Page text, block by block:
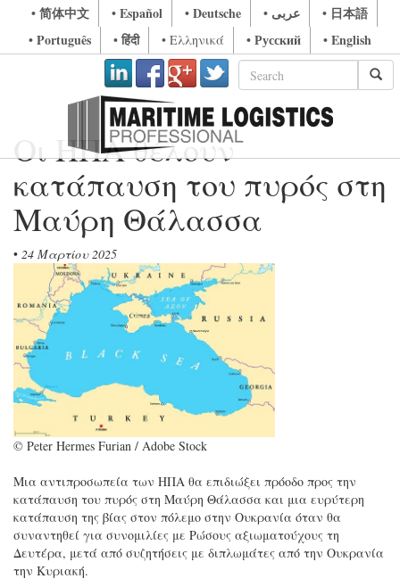
• 简体中文 • Español • Deutsche • عربى
• 日本語
• Português
• हिंदी • Ελληνικά • Русский • English
Οι ΗΠΑ θέλουν
κατάπαυση του πυρός στη
Μαύρη Θάλασσα
• 24 Μαρτίου 2025
© Peter Hermes Furian / Adobe Stock
Μια αντιπροσωπεία των ΗΠΑ θα επιδιώξει πρόοδο προς την
κατάπαυση του πυρός στη Μαύρη Θάλασσα και μια ευρύτερη
κατάπαυση της βίας στον πόλεμο στην Ουκρανία όταν θα
συναντηθεί για συνομιλίες με Ρώσους αξιωματούχους τη
Δευτέρα, μετά από συζητήσεις με διπλωμάτες από την Ουκρανία
την Κυριακή.